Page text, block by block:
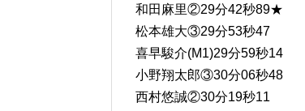
和田麻里②29分42秒89★
松本雄大③29分53秒47
喜早駿介(M1)29分59秒14
小野翔太郎③30分06秒48
西村悠誠②30分19秒11